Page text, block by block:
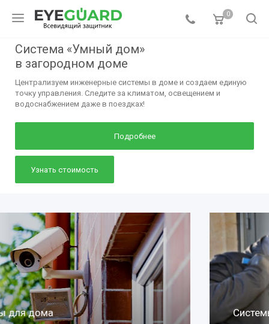
0
Система «Умный дом»
в загородном доме
Централизуем инженерные системы в доме и создаем единую
точку управления. Следите за климатом, освещением и
водоснабжением даже в поездках!
Подробнее
Узнать стоимость
Системы для квартиры